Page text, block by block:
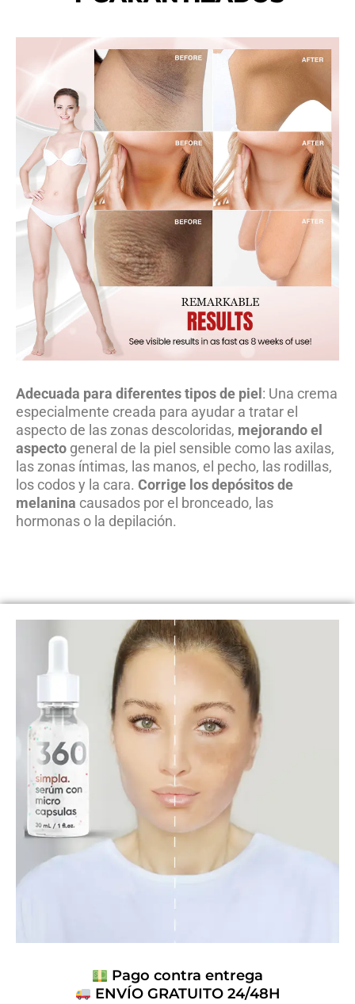
Adecuada para diferentes tipos de piel : Una crema
especialmente creada para ayudar a tratar el
aspecto de las zonas descoloridas, mejorando el
aspecto general de la piel sensible como las axilas,
las zonas íntimas, las manos, el pecho, las rodillas,
los codos y la cara. Corrige los depósitos de
melanina causados por el bronceado, las
hormonas o la depilación.
Pago contra entrega
ENVÍO GRATUITO 24/48H